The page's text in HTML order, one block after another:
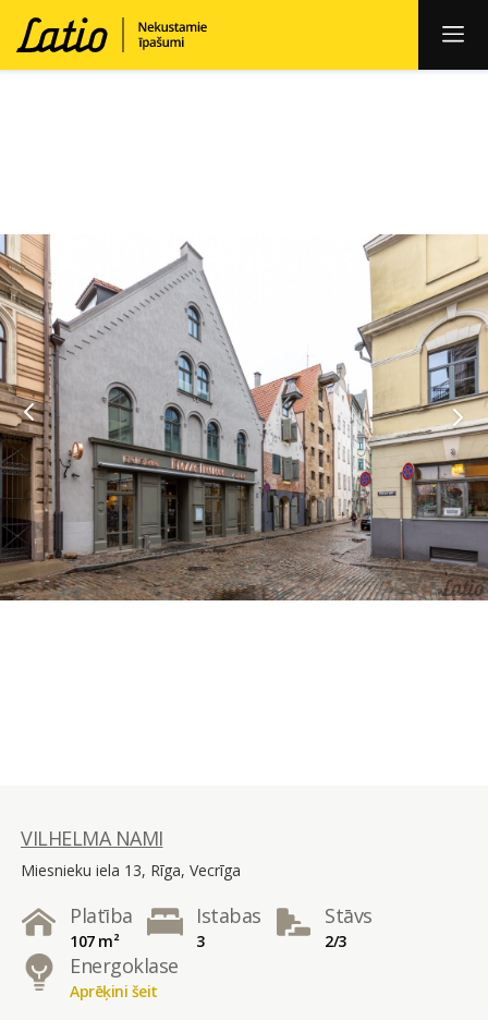
VILHELMA NAMI
Miesnieku iela 13, Rīga, Vecrīga
Platība
107 m²
Istabas
3
Stāvs
2/3
Energoklase
Aprēķini šeit